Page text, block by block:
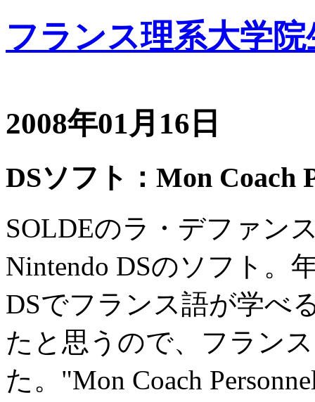
フランス理系大学
2008年01月16日
DSソフト：Mon Coach
SOLDEのラ・デファン
Nintendo DSのソフト。
DSでフランス語が学べ
たと思うので、フラン
た。"Mon Coach